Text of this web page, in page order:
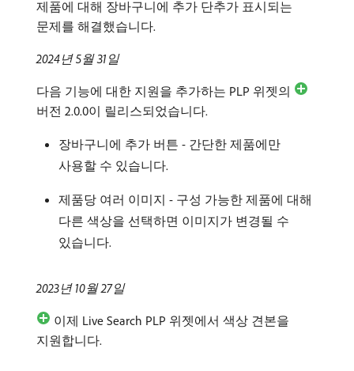
제품에 대해 장바구니에 추가 단추가 표시되는
문제를 해결했습니다.
2024년 5월 31일
다음 기능에 대한 지원을 추가하는 PLP 위젯의
버전 2.0.0이 릴리스되었습니다.
장바구니에 추가 버튼 - 간단한 제품에만
사용할 수 있습니다.
제품당 여러 이미지 - 구성 가능한 제품에 대해
다른 색상을 선택하면 이미지가 변경될 수
있습니다.
2023년 10월 27일
이제 Live Search PLP 위젯에서 색상 견본을
지원합니다.